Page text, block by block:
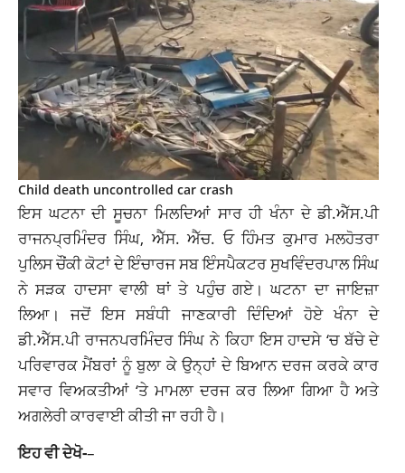
Child death uncontrolled car crash
ਇਸ ਘਟਨਾ ਦੀ ਸੂਚਨਾ ਮਿਲਦਿਆਂ ਸਾਰ ਹੀ ਖੰਨਾ ਦੇ ਡੀ.ਐੱਸ.ਪੀ
ਰਾਜਨਪ੍ਰਮਿੰਦਰ ਸਿੰਘ, ਐੱਸ. ਐੱਚ. ਓ ਹਿੰਮਤ ਕੁਮਾਰ ਮਲਹੋਤਰਾ
ਪੁਲਿਸ ਚੌਂਕੀ ਕੋਟਾਂ ਦੇ ਇੰਚਾਰਜ ਸਬ ਇੰਸਪੈਕਟਰ ਸੁਖਵਿੰਦਰਪਾਲ ਸਿੰਘ
ਨੇ ਸੜਕ ਹਾਦਸਾ ਵਾਲੀ ਥਾਂ ਤੇ ਪਹੁੰਚ ਗਏ। ਘਟਨਾ ਦਾ ਜਾਇਜ਼ਾ
ਲਿਆ। ਜਦੋਂ ਇਸ ਸਬੰਧੀ ਜਾਣਕਾਰੀ ਦਿੰਦਿਆਂ ਹੋਏ ਖੰਨਾ ਦੇ
ਡੀ.ਐੱਸ.ਪੀ ਰਾਜਨਪਰਮਿੰਦਰ ਸਿੰਘ ਨੇ ਕਿਹਾ ਇਸ ਹਾਦਸੇ ‘ਚ ਬੱਚੇ ਦੇ
ਪਰਿਵਾਰਕ ਮੈਂਬਰਾਂ ਨੂੰ ਬੁਲਾ ਕੇ ਉਨ੍ਹਾਂ ਦੇ ਬਿਆਨ ਦਰਜ ਕਰਕੇ ਕਾਰ
ਸਵਾਰ ਵਿਅਕਤੀਆਂ ‘ਤੇ ਮਾਮਲਾ ਦਰਜ ਕਰ ਲਿਆ ਗਿਆ ਹੈ ਅਤੇ
ਅਗਲੇਰੀ ਕਾਰਵਾਈ ਕੀਤੀ ਜਾ ਰਹੀ ਹੈ।
ਇਹ ਵੀ ਦੇਖੋ-–